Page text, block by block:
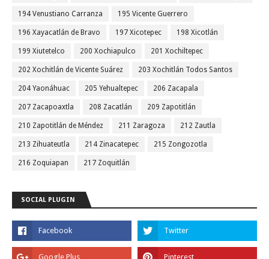
194 Venustiano Carranza 195 Vicente Guerrero
196 Xayacatlán de Bravo 197 Xicotepec 198 Xicotlán
199 Xiutetelco 200 Xochiapulco 201 Xochiltepec
202 Xochitlán de Vicente Suárez 203 Xochitlán Todos Santos
204 Yaonáhuac 205 Yehualtepec 206 Zacapala
207 Zacapoaxtla 208 Zacatlán 209 Zapotitlán
210 Zapotitlán de Méndez 211 Zaragoza 212 Zautla
213 Zihuateutla 214 Zinacatepec 215 Zongozotla
216 Zoquiapan 217 Zoquitlán
SOCIAL PLUGIN